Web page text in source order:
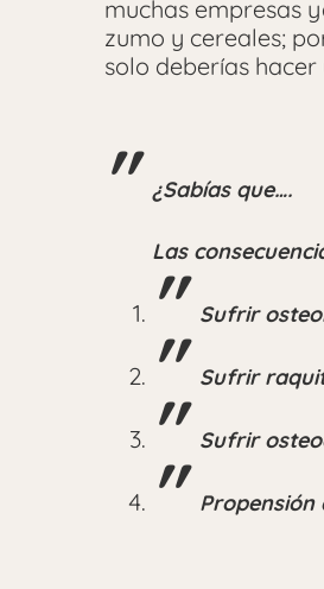
muchas empresas
zumo y cereales;
solo deberías hacer
¿Sabías que….
Las
Sufrir
Sufrir
Sufrir